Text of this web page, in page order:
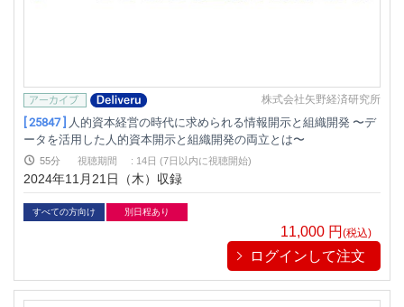
株式会社矢野経済研究所
[ 25847 ]
人的資本経営の時代に求められる情報開示と組織開発 〜デ
ータを活用した人的資本開示と組織開発の両立とは〜
55分 視聴期間 : 14日 (7日以内に視聴開始)
2024年11月21日（木）収録
すべての方向け 別日程あり
11,000 円 (税込)
ログインして注文